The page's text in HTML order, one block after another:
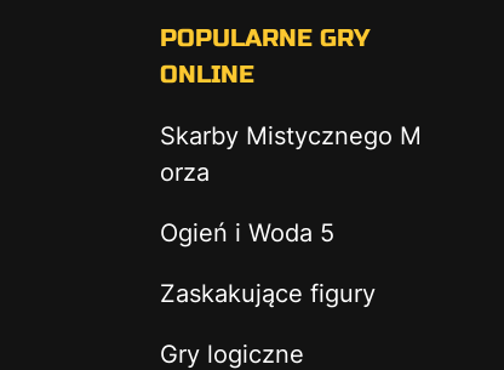
POPULARNE GRY
ONLINE
Skarby Mistycznego M
orza
Ogień i Woda 5
Zaskakujące figury
Gry logiczne